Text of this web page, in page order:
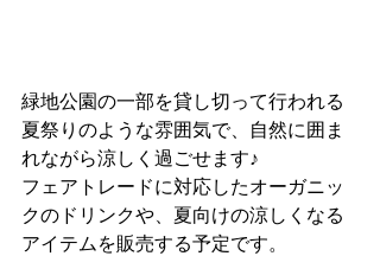
緑地公園の一部を貸し切って行われる
夏祭りのような雰囲気で、自然に囲ま
れながら涼しく過ごせます♪
フェアトレードに対応したオーガニッ
クのドリンクや、夏向けの涼しくなる
アイテムを販売する予定です。